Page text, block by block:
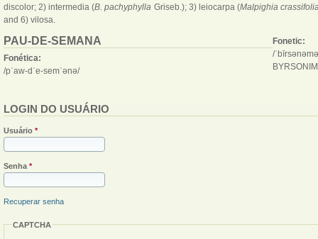
discolor; 2) intermedia (B. pachyphylla Griseb.); 3) leiocarpa (Malpighia
and 6) vilosa.
PAU-DE-SEMANA
Fonética:
/pˈaw-dˈe-semˈənə/
Fonetic:
/
LOGIN DO USUÁRIO
Usuário *
Senha *
Recuperar senha
CAPTCHA